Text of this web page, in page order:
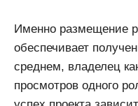
Именно размещение
обеспечивает
среднем, владелец
просмотров одного